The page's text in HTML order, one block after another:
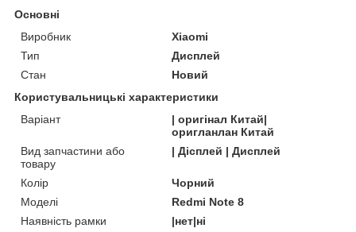
Основні
Виробник
Xiaomi
Тип
Дисплей
Стан
Новий
Користувальницькі характеристики
Варіант
| оригінал Китай|
оригланлан Китай
Вид запчастини або
товару
| Дісплей | Дисплей
Колір
Чорний
Моделі
Redmi Note 8
Наявність рамки
|нет|ні